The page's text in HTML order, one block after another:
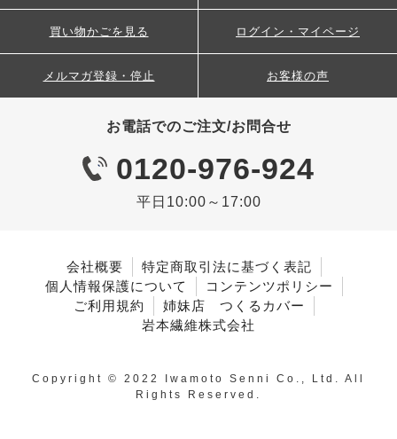
お電話でのご注文/お問合せ
0120-976-924
平日10:00～17:00
買い物かごを見る ログイン・マイページ
メルマガ登録・停止 お客様の声
会社概要
特定商取引法に基づく表記
個人情報保護について
コンテンツポリシー
ご利用規約
姉妹店 つくるカバー
岩本繊維株式会社
Copyright © 2022 Iwamoto Senni Co., Ltd. All
Rights Reserved.